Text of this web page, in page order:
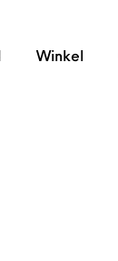
Winkel